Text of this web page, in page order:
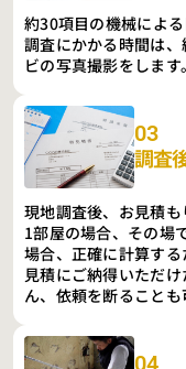
約30項目の機械によ
調査にかかる時間は
ビの写真撮影をします。
03
調査
現地調査後、お見積も
1部屋の場合、その場
場合、正確に計算する
見積にご納得いただ
ん、依頼を断ることも
04